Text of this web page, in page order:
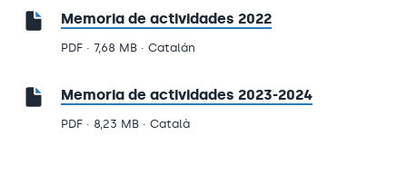
Memoria de actividades 2022
PDF · 7,68 MB · Catalán
Memoria de actividades 2023-2024
PDF · 8,23 MB · Català